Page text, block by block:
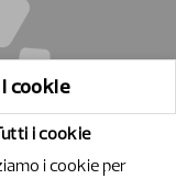
cookie
i cookie
i cookie per